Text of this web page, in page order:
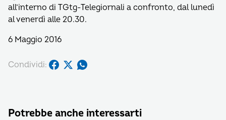
all’interno di TGtg-Telegiornali a confronto, dal lunedì
al venerdì alle 20.30.
6 Maggio 2016
Condividi:
Potrebbe anche interessarti